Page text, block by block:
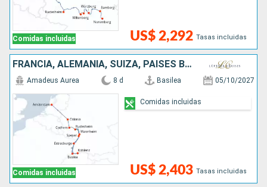
Comidas incluidas US$ 2,292 Tasas incluidas
FRANCIA, ALEMANIA, SUIZA, PAISES BAJOS
Comidas incluidas
Amadeus Aurea 8 d Basilea 05/10/2027
US$ 2,403 Tasas incluidas
Comidas incluidas